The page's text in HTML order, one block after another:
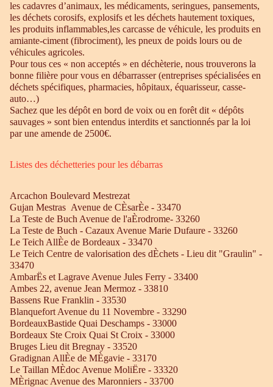
les cadavres d’animaux, les médicaments, seringues, pansements,
les déchets corosifs, explosifs et les déchets hautement toxiques,
les produits inflammables,les carcasse de véhicule, les produits en
amiante-ciment (fibrociment), les pneux de poids lours ou de
véhicules agricoles.
Pour tous ces « non acceptés » en déchèterie, nous trouverons la
bonne filière pour vous en débarrasser (entreprises spécialisées en
déchets spécifiques, pharmacies, hôpitaux, équarisseur, casse-
auto…)
Sachez que les dépôt en bord de voix ou en forêt dit « dépôts
sauvages » sont bien entendus interdits et sanctionnés par la loi
par une amende de 2500€.
Listes des déchetteries pour les débarras
Arcachon Boulevard Mestrezat
Gujan Mestras Avenue de CÈsarÈe - 33470
La Teste de Buch Avenue de l'aÈrodrome- 33260
La Teste de Buch - Cazaux Avenue Marie Dufaure - 33260
Le Teich AllÈe de Bordeaux - 33470
Le Teich Centre de valorisation des dÈchets - Lieu dit "Graulin" -
33470
AmbarËs et Lagrave Avenue Jules Ferry - 33400
Ambes 22, avenue Jean Mermoz - 33810
Bassens Rue Franklin - 33530
Blanquefort Avenue du 11 Novembre - 33290
BordeauxBastide Quai Deschamps - 33000
Bordeaux Ste Croix Quai St Croix - 33000
Bruges Lieu dit Bregnay - 33520
Gradignan AllÈe de MÈgavie - 33170
Le Taillan MÈdoc Avenue MoliËre - 33320
MÈrignac Avenue des Maronniers - 33700